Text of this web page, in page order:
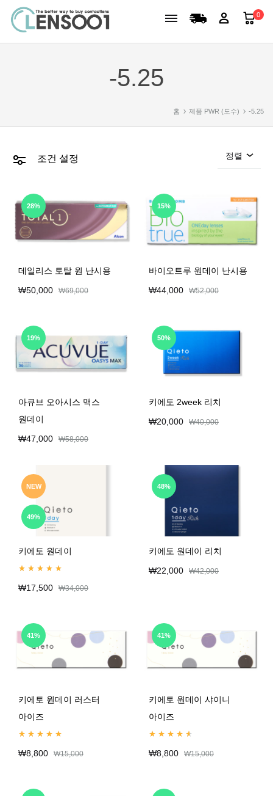
0
-5.25
홈 제품 PWR (도수) -5.25
조건 설정 정렬
28%
데일리스 토탈 원 난시용
₩50,000 ₩69,000
15%
바이오트루 원데이 난시용
₩44,000 ₩52,000
19%
아큐브 오아시스 맥스
원데이
₩47,000 ₩58,000
50%
키에토 2week 리치
₩20,000 ₩40,000
NEW
49%
키에토 원데이
₩17,500 ₩34,000
48%
키에토 원데이 리치
₩22,000 ₩42,000
41%
키에토 원데이 러스터
아이즈
₩8,800 ₩15,000
41%
키에토 원데이 샤이니
아이즈
₩8,800 ₩15,000